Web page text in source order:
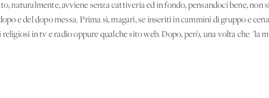
naturalmente, avviene senza cattiveria ed in fondo, pensandoci bene,
e del dopo messa. Prima sì, magari, se inseriti in cammini di gruppo e
in tv e radio oppure qualche sito web. Dopo, però, una volta che "la